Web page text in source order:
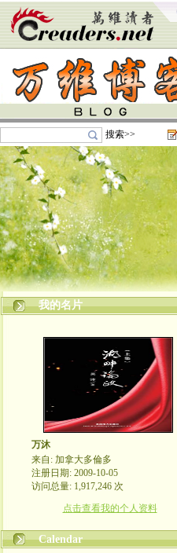
搜索>>
我的名片
万沐
来自: 加拿大多倫多
注册日期: 2009-10-05
访问总量: 1,917,246 次
点击查看我的个人资料
Calendar